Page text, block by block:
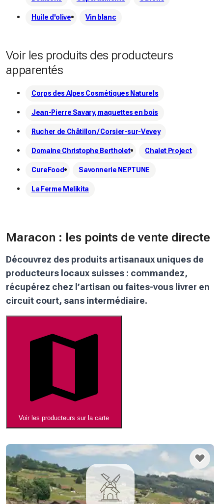
Huile d'olive Vin blanc
Voir les produits des producteurs
apparentés
Corps des Alpes Cosmétiques Naturels
Jean-Pierre Savary, maquettes en bois
Rucher de Châtillon / Corsier-sur-Vevey
Domaine Christophe Bertholet Chalet Project
CureFood Savonnerie NEPTUNE
La Ferme Melikita
Maracon : les points de vente directe
Découvrez des produits artisanaux uniques de
producteurs locaux suisses : commandez,
récupérez chez l’artisan ou faites-vous livrer en
circuit court, sans intermédiaire.
Voir les producteurs sur la carte